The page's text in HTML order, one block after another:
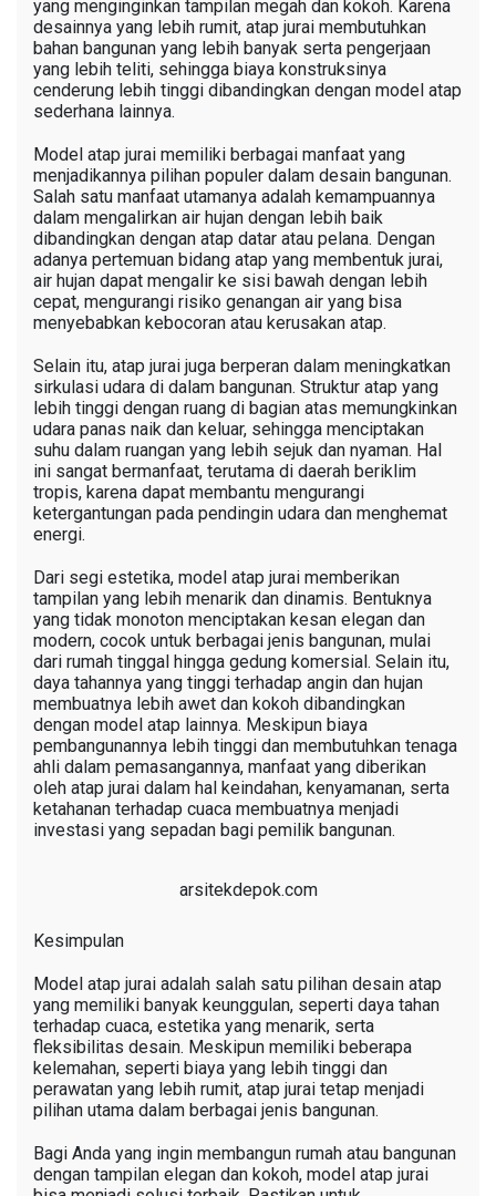
yang menginginkan tampilan megah dan kokoh. Karena
desainnya yang lebih rumit, atap jurai membutuhkan
bahan bangunan yang lebih banyak serta pengerjaan
yang lebih teliti, sehingga biaya konstruksinya
cenderung lebih tinggi dibandingkan dengan model atap
sederhana lainnya.
Model atap jurai memiliki berbagai manfaat yang
menjadikannya pilihan populer dalam desain bangunan.
Salah satu manfaat utamanya adalah kemampuannya
dalam mengalirkan air hujan dengan lebih baik
dibandingkan dengan atap datar atau pelana. Dengan
adanya pertemuan bidang atap yang membentuk jurai,
air hujan dapat mengalir ke sisi bawah dengan lebih
cepat, mengurangi risiko genangan air yang bisa
menyebabkan kebocoran atau kerusakan atap.
Selain itu, atap jurai juga berperan dalam meningkatkan
sirkulasi udara di dalam bangunan. Struktur atap yang
lebih tinggi dengan ruang di bagian atas memungkinkan
udara panas naik dan keluar, sehingga menciptakan
suhu dalam ruangan yang lebih sejuk dan nyaman. Hal
ini sangat bermanfaat, terutama di daerah beriklim
tropis, karena dapat membantu mengurangi
ketergantungan pada pendingin udara dan menghemat
energi.
Dari segi estetika, model atap jurai memberikan
tampilan yang lebih menarik dan dinamis. Bentuknya
yang tidak monoton menciptakan kesan elegan dan
modern, cocok untuk berbagai jenis bangunan, mulai
dari rumah tinggal hingga gedung komersial. Selain itu,
daya tahannya yang tinggi terhadap angin dan hujan
membuatnya lebih awet dan kokoh dibandingkan
dengan model atap lainnya. Meskipun biaya
pembangunannya lebih tinggi dan membutuhkan tenaga
ahli dalam pemasangannya, manfaat yang diberikan
oleh atap jurai dalam hal keindahan, kenyamanan, serta
ketahanan terhadap cuaca membuatnya menjadi
investasi yang sepadan bagi pemilik bangunan.
arsitekdepok.com
Kesimpulan
Model atap jurai adalah salah satu pilihan desain atap
yang memiliki banyak keunggulan, seperti daya tahan
terhadap cuaca, estetika yang menarik, serta
fleksibilitas desain. Meskipun memiliki beberapa
kelemahan, seperti biaya yang lebih tinggi dan
perawatan yang lebih rumit, atap jurai tetap menjadi
pilihan utama dalam berbagai jenis bangunan.
Bagi Anda yang ingin membangun rumah atau bangunan
dengan tampilan elegan dan kokoh, model atap jurai